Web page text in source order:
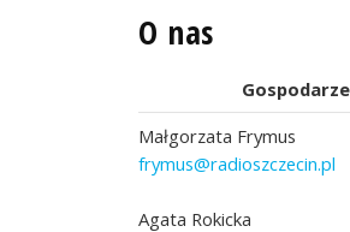
O nas
Małgorzata Frymus
frymus@radioszczecin.pl
Agata Rokicka